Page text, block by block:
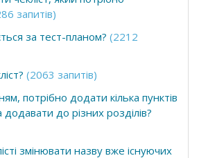
запитів)
за тест-планом? (2212
(2063 запитів)
потрібно додати кілька пунктів
додавати до різних розділів?
змінювати назву вже існуючих